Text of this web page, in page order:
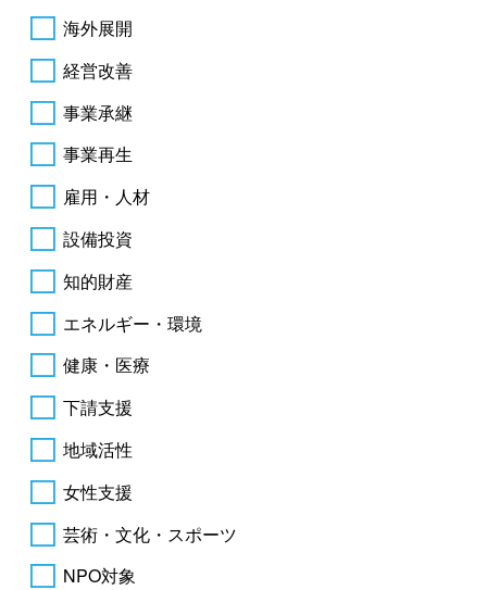
海外展開
経営改善
事業承継
事業再生
雇用・人材
設備投資
知的財産
エネルギー・環境
健康・医療
下請支援
地域活性
女性支援
芸術・文化・スポーツ
NPO対象